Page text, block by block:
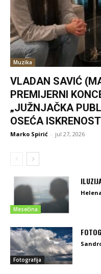
Muzika
VLADAN SAVIĆ
PREMIJERNI
„JUŽNJAČKA
OSEĆA
Marko Spirić - jul 27, 2026
Mesečina
Fotografija